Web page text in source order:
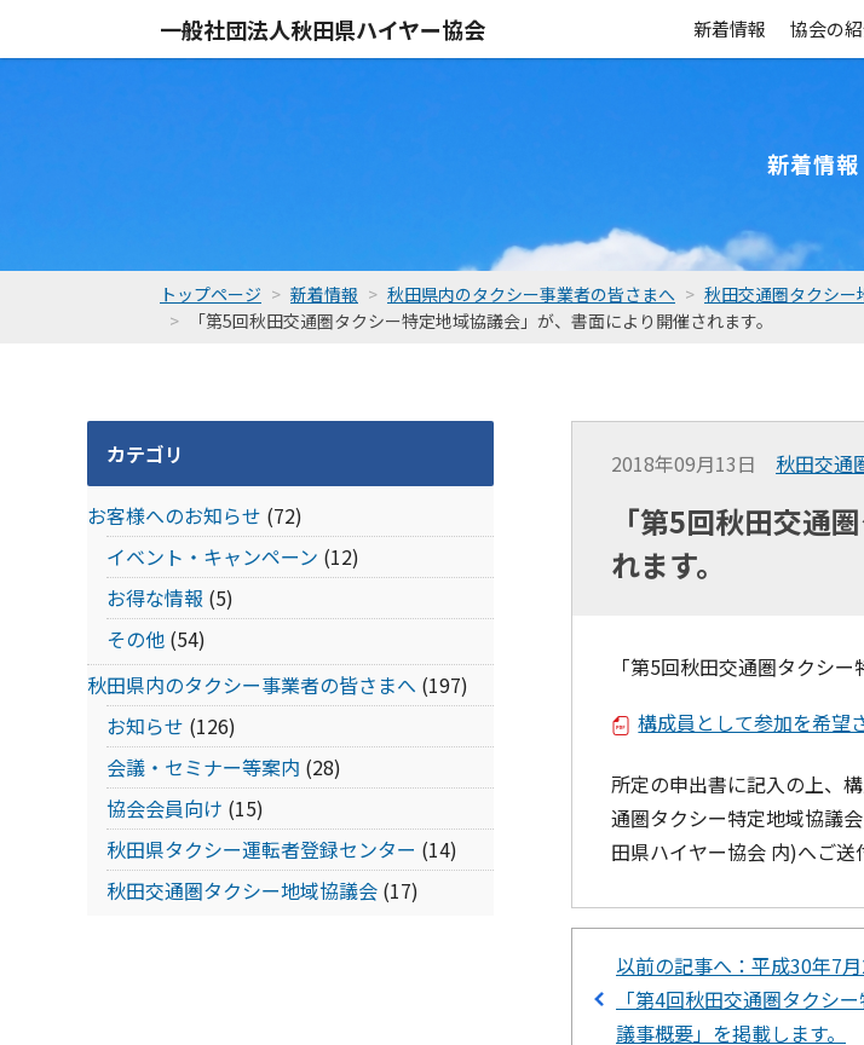
一般社団法人秋田県ハイヤー協会 新着情報 協会の
新着情報
トップページ 新着情報 秋田県内のタクシー事業者の皆さまへ
秋田交通圏タクシー
「第5回秋田交通圏タクシー特定地域協議会」が、書面により開催されます。
2018年09月13日 秋田交通
「第5回秋田交通
れます。
「第5回秋田交通圏タクシ
構成員として参加を希望
所定の申出書に記入の上、
通圏タクシー特定地域協議
田県ハイヤー協会 内)へご送
以前の記事へ：平成30年7
「第4回秋田交通圏タクシ
議事概要」を掲載します。
カテゴリ
お客様へのお知らせ (72)
イベント・キャンペーン (12)
お得な情報 (5)
その他 (54)
秋田県内のタクシー事業者の皆さまへ (197)
お知らせ (126)
会議・セミナー等案内 (28)
協会会員向け (15)
秋田県タクシー運転者登録センター (14)
秋田交通圏タクシー地域協議会 (17)